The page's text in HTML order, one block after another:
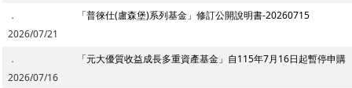
．
2026/07/21
「普徠仕(盧森堡)系列基金」修訂公開說明書-20260715
．
2026/07/16
「元大優質收益成長多重資產基金」自115年7月16日起暫停申購